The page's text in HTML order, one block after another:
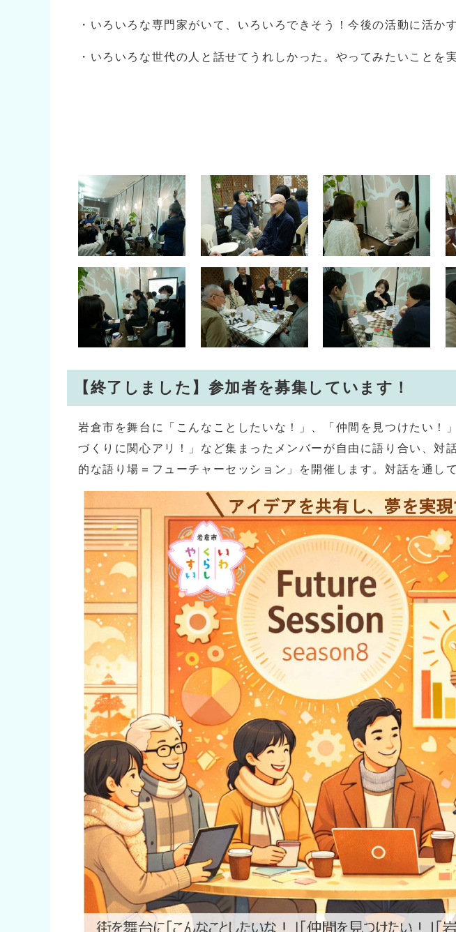
・いろいろな専門家がいて、いろいろできそう！今後の活動に活か
・いろいろな世代の人と話せてうれしかった。やってみたいことを
【終了しました】参加者を募集しています！
岩倉市を舞台に「こんなことしたいな！」、「仲間を見つけたい！
づくりに関心アリ！」など集まったメンバーが自由に語り合い、対
的な語り場＝フューチャーセッション」を開催します。対話を通し